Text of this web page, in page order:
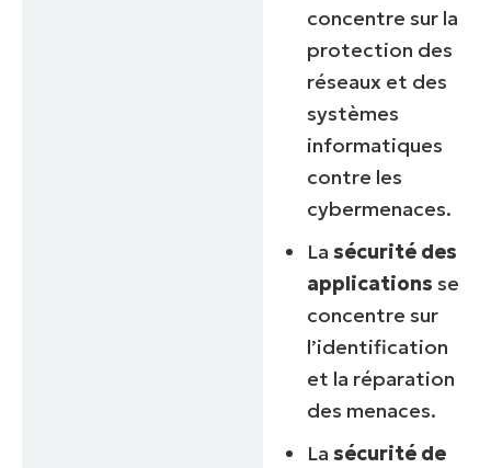
concentre sur la
protection des
réseaux et des
systèmes
informatiques
contre les
cybermenaces.
Lasécurité des
applications se
concentre sur
l’identification
et la réparation
des menaces.
Lasécurité de